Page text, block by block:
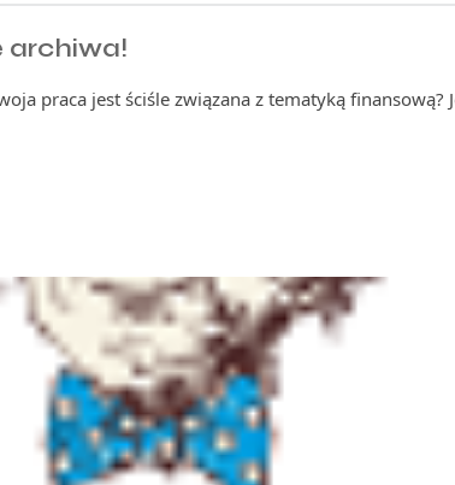
archiwa!
praca jest ściśle związana z tematyką finansową?